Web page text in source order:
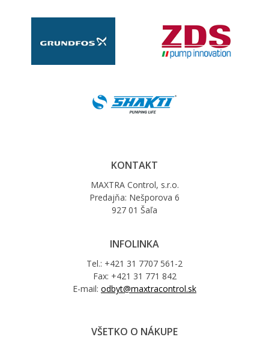
KONTAKT
MAXTRA Control, s.r.o.
Predajňa: Nešporova 6
927 01 Šaľa
INFOLINKA
Tel.: +421 31 7707 561-2
Fax: +421 31 771 842
E-mail: odbyt@maxtracontrol.sk
VŠETKO O NÁKUPE